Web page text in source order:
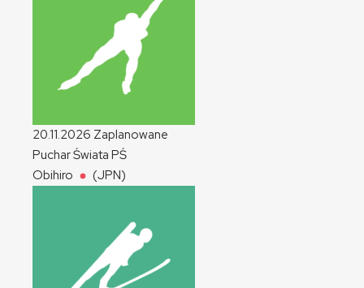
20.11.2026 Zaplanowane
Puchar Świata PŚ
Obihiro
(JPN)